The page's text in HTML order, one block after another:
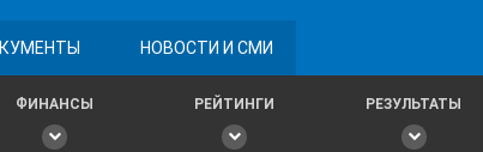
НОВОСТИ И СМИ
ФИНАНСЫ РЕЙТИНГИ РЕЗУЛЬТАТЫ